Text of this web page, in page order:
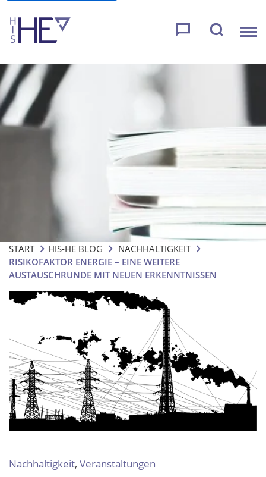
START HIS-HE BLOG
NACHHALTIGKEIT
RISIKOFAKTOR ENERGIE – EINE WEITERE
AUSTAUSCHRUNDE MIT NEUEN ERKENNTNISSEN
Nachhaltigkeit, Veranstaltungen